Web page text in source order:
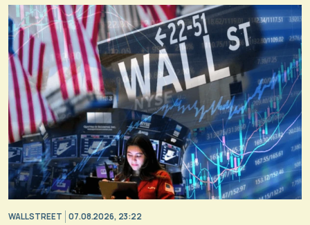
WALL STREET 07.08.2026, 23:22